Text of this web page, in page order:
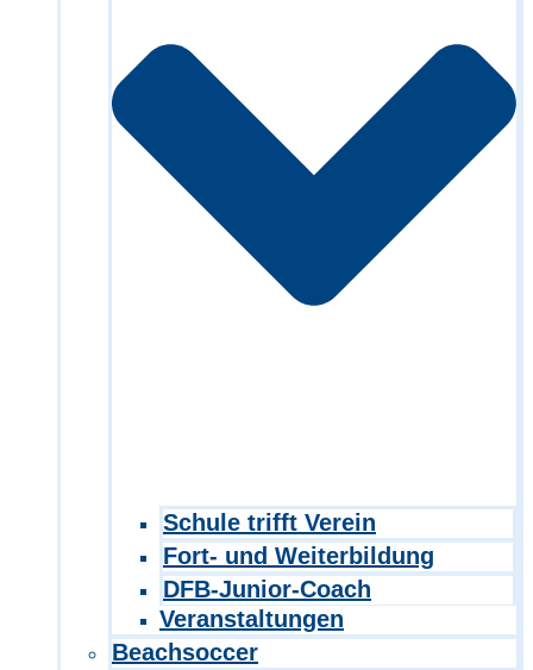
Schule trifft Verein
Fort- und Weiterbildung
DFB-Junior-Coach
Veranstaltungen
Beachsoccer